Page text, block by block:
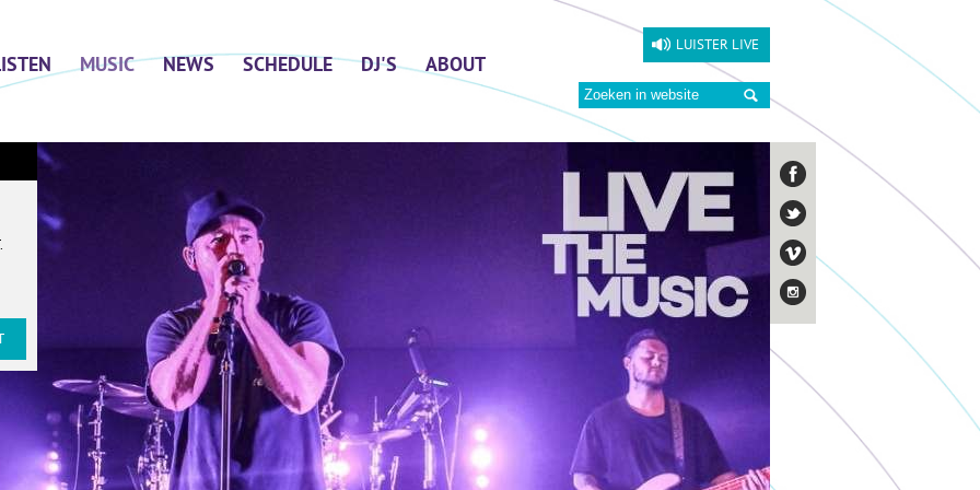
LUISTER LIVE
MUSIC NEWS SCHEDULE DJ'S ABOUT
Zoeken: